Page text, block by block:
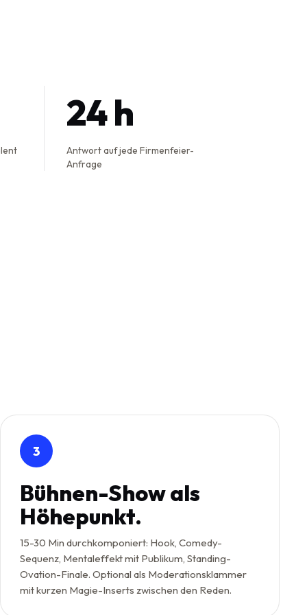
24 h
Antwort auf jede Firmenfeier-
Anfrage
3
Bühnen-Show als
Höhepunkt.
15-30 Min durchkomponiert: Hook, Comedy-
Sequenz, Mentaleffekt mit Publikum, Standing-
Ovation-Finale. Optional als Moderationsklammer
mit kurzen Magie-Inserts zwischen den Reden.